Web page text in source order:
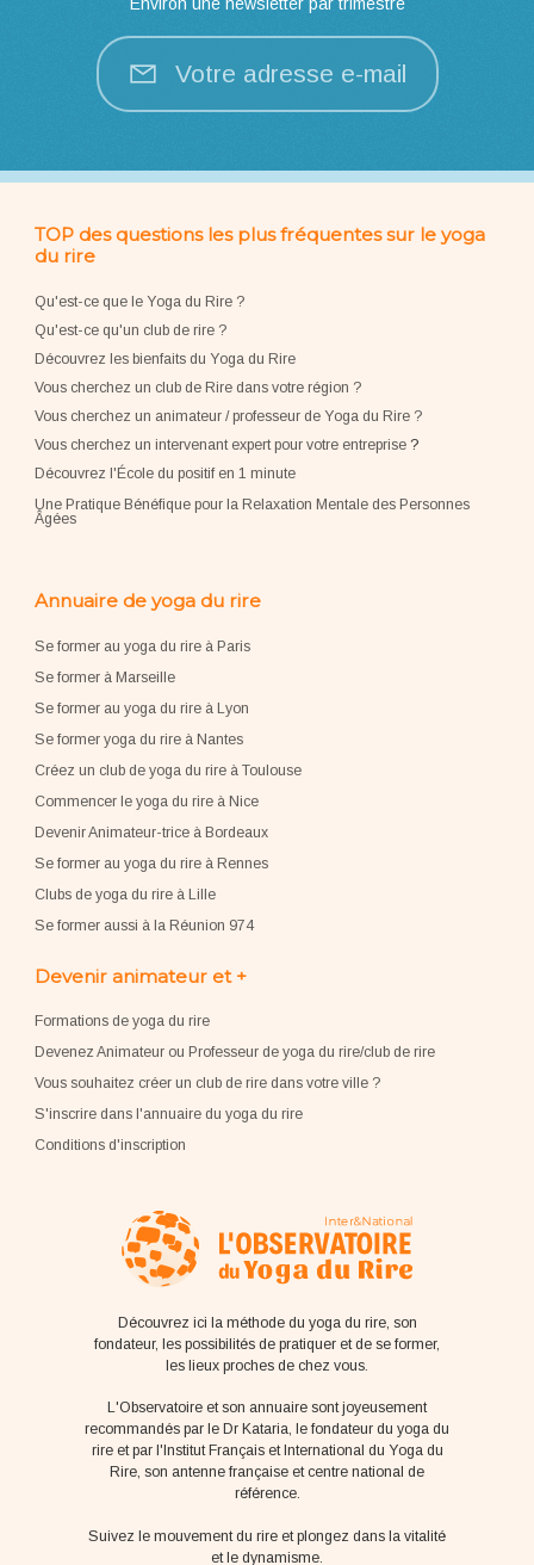
Votre adresse e-mail
TOP des questions les plus fréquentes sur le yoga
du rire
Qu'est-ce que le Yoga du Rire ?
Qu'est-ce qu'un club de rire ?
Découvrez les bienfaits du Yoga du Rire
Vous cherchez un club de Rire dans votre région ?
Vous cherchez un animateur / professeur de Yoga du Rire ?
Vous cherchez un intervenant expert pour votre entreprise?
Découvrez l'École du positif en 1 minute
Une Pratique Bénéfique pour la Relaxation Mentale des Personnes
Âgées
Annuaire de yoga du rire
Se former au yoga du rire à Paris
Se former à Marseille
Se former au yoga du rire à Lyon
Se former yoga du rire à Nantes
Créez un club de yoga du rire à Toulouse
Commencer le yoga du rire à Nice
Devenir Animateur-trice à Bordeaux
Se former au yoga du rire à Rennes
Clubs de yoga du rire à Lille
Se former aussi à la Réunion 974
Devenir animateur et +
Formations de yoga du rire
Devenez Animateur ou Professeur de yoga du rire/club de rire
Vous souhaitez créer un club de rire dans votre ville ?
S'inscrire dans l'annuaire du yoga du rire
Conditions d'inscription
Découvrez ici la méthode du yoga du rire, son
fondateur, les possibilités de pratiquer et de se former,
les lieux proches de chez vous.
L'Observatoire et son annuaire sont joyeusement
recommandés par le Dr Kataria, le fondateur du yoga du
rire et par l'Institut Français et International du Yoga du
Rire, son antenne française et centre national de
référence.
Suivez le mouvement du rire et plongez dans la vitalité
et le dynamisme.